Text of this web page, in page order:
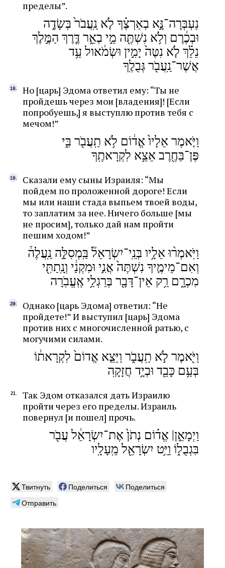
пределы”.
נַעְבְּרָה־נָּ֣א בְאַרְצֶ֗ךָ לֹ֤א נַֽעֲבֹר֙ בְּשָׂדֶ֣ה
וּבְכֶ֔רֶם וְלֹ֥א נִשְׁתֶּ֖ה מֵ֣י בְאֵ֑ר דֶּ֧רֶךְ הַמֶּ֣לֶךְ
נֵלֵ֗ךְ לֹ֤א נִטֶּה֙ יָמִ֣ין וּשְׂמֹ֔אול עַ֥ד
אֲשֶׁר־נַֽעֲבֹ֖ר גְּבֻלֶֽךָ
Но [царь] Эдома ответил ему: “Ты не
пройдешь через мои [владения]! [Если
попробуешь,] я выступлю против тебя с
мечом!”
וַיֹּ֤אמֶר אֵלָיו֙ אֱד֔וֹם לֹ֥א תַֽעֲבֹ֖ר בִּ֑י
פֶּן־בַּחֶ֖רֶב אֵצֵ֥א לִקְרָאתֶֽךָ
Сказали ему сыны Израиля: “Мы
пойдем по проложенной дороге! Если
мы или наши стада выпьем твоей воды,
то заплатим за нее. Ничего больше [мы
не просим], только дай нам пройти
пешим ходом!”
וַיֹּֽאמְר֨וּ אֵלָ֥יו בְּנֵֽי־יִשְׂרָאֵל֘ בַּֽמְסִלָּ֣ה נַֽעֲלֶה֒
וְאִם־מֵימֶ֤יךָ נִשְׁתֶּה֙ אֲנִ֣י וּמִקְנַ֔י וְנָֽתַתִּ֖י
מִכְרָ֑ם רַ֥ק אֵין־דָּבָ֖ר בְּרַגְלַ֥י אֶֽעֱבֹֽרָה
Однако [царь Эдома] ответил: “Не
пройдете!” И выступил [царь] Эдома
против них с многочисленной ратью, с
могучими силами.
וַיֹּ֖אמֶר לֹ֣א תַֽעֲבֹ֑ר וַיֵּצֵ֤א אֱדוֹם֙ לִקְרָאת֔וֹ
בְּעַ֥ם כָּבֵ֖ד וּבְיָ֥ד חֲזָקָֽה
Так Эдом отказался дать Израилю
пройти через его пределы. Израиль
повернул [и пошел] прочь.
וַיְמָאֵ֣ן| אֱד֗וֹם נְתֹן֙ אֶת־יִשְׂרָאֵ֔ל עֲבֹ֖ר
בִּגְבֻל֑וֹ וַיֵּ֥ט יִשְׂרָאֵ֖ל מֵֽעָלָֽיו
Твитнуть Поделиться
Поделиться
Отправить